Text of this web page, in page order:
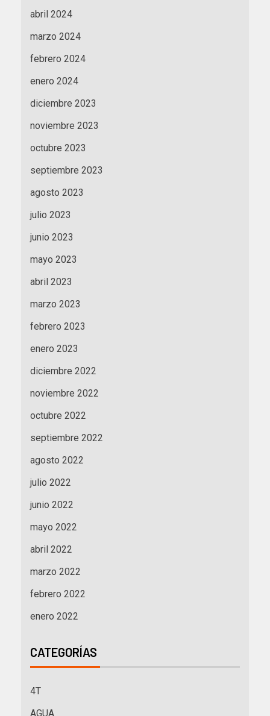
abril 2024
marzo 2024
febrero 2024
enero 2024
diciembre 2023
noviembre 2023
octubre 2023
septiembre 2023
agosto 2023
julio 2023
junio 2023
mayo 2023
abril 2023
marzo 2023
febrero 2023
enero 2023
diciembre 2022
noviembre 2022
octubre 2022
septiembre 2022
agosto 2022
julio 2022
junio 2022
mayo 2022
abril 2022
marzo 2022
febrero 2022
enero 2022
CATEGORÍAS
4T
AGUA